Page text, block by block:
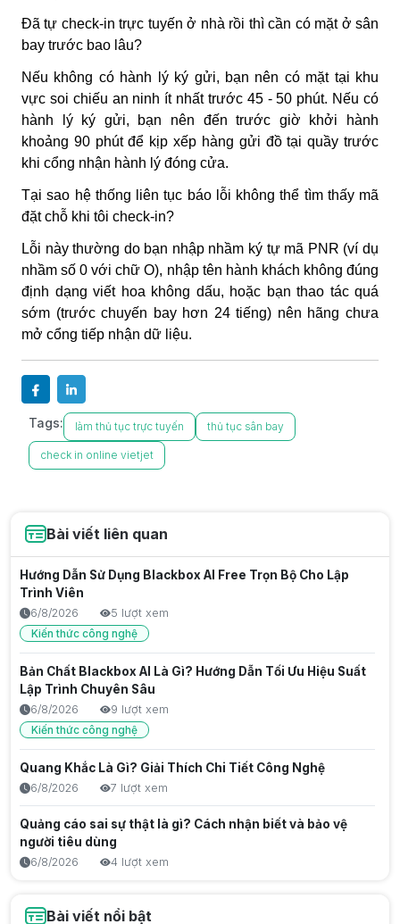
Đã tự check-in trực tuyến ở nhà rồi thì cần có mặt ở sân
bay trước bao lâu?
Nếu không có hành lý ký gửi, bạn nên có mặt tại khu
vực soi chiếu an ninh ít nhất trước 45 - 50 phút. Nếu có
hành lý ký gửi, bạn nên đến trước giờ khởi hành
khoảng 90 phút để kịp xếp hàng gửi đồ tại quầy trước
khi cổng nhận hành lý đóng cửa.
Tại sao hệ thống liên tục báo lỗi không thể tìm thấy mã
đặt chỗ khi tôi check-in?
Lỗi này thường do bạn nhập nhầm ký tự mã PNR (ví dụ
nhầm số 0 với chữ O), nhập tên hành khách không đúng
định dạng viết hoa không dấu, hoặc bạn thao tác quá
sớm (trước chuyến bay hơn 24 tiếng) nên hãng chưa
mở cổng tiếp nhận dữ liệu.
Tags: làm thủ tục trực tuyến thủ tục sân bay
check in online vietjet
Bài viết liên quan
Hướng Dẫn Sử Dụng Blackbox AI Free Trọn Bộ Cho Lập
Trình Viên
6/8/2026
5 lượt xem
Kiến thức công nghệ
Bản Chất Blackbox AI Là Gì? Hướng Dẫn Tối Ưu Hiệu Suất
Lập Trình Chuyên Sâu
6/8/2026
9 lượt xem
Kiến thức công nghệ
Quang Khắc Là Gì? Giải Thích Chi Tiết Công Nghệ
6/8/2026 7 lượt xem
Quảng cáo sai sự thật là gì? Cách nhận biết và bảo vệ
người tiêu dùng
6/8/2026 4 lượt xem
6/8/2026 8 lượt xem
Bài viết nổi bật